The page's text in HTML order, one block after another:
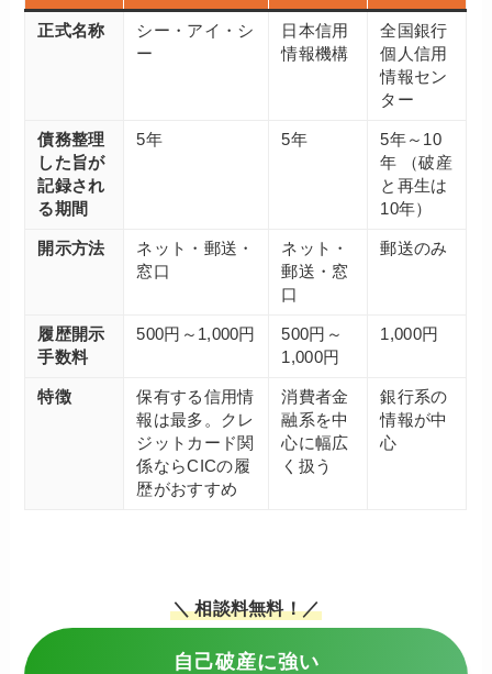
正式名称
シー・アイ・シ
ー
日本信用
情報機構
全国銀行
個人信用
情報セン
ター
債務整理
した旨が
記録され
る期間
5年 5年
5年～10
年 （破産
と再生は
10年）
開示方法
ネット・郵送・
窓口
ネット・
郵送・窓
口
郵送のみ
履歴開示
手数料
500円～1,000円
500円～
1,000円
1,000円
特徴
保有する信用情
報は最多。クレ
ジットカード関
係ならCICの履
歴がおすすめ
消費者金
融系を中
心に幅広
く扱う
銀行系の
情報が中
心
＼ 相談料無料！／
自己破産に強い